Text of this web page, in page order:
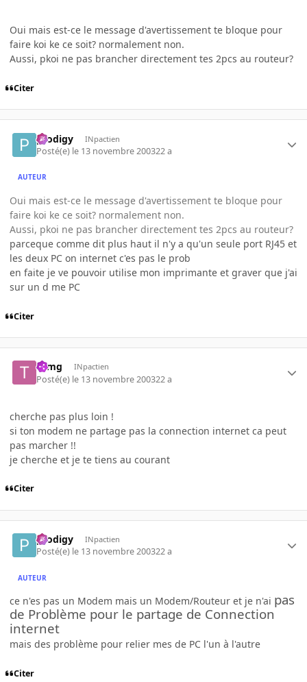
Oui mais est-ce le message d'avertissement te bloque pour
faire koi ke ce soit? normalement non.
Aussi, pkoi ne pas brancher directement tes 2pcs au routeur?
Citer
prodigy INpactien
Posté(e) le 13 novembre 200322 a
AUTEUR
Oui mais est-ce le message d'avertissement te bloque pour
faire koi ke ce soit? normalement non.
Aussi, pkoi ne pas brancher directement tes 2pcs au routeur?
parceque comme dit plus haut il n'y a qu'un seule port RJ45 et
les deux PC on internet c'es pas le prob
en faite je ve pouvoir utilise mon imprimante et graver que j'ai
sur un d me PC
Citer
tomg INpactien
Posté(e) le 13 novembre 200322 a
cherche pas plus loin !
si ton modem ne partage pas la connection internet ca peut
pas marcher !!
je cherche et je te tiens au courant
Citer
prodigy INpactien
Posté(e) le 13 novembre 200322 a
AUTEUR
ce n'es pas un Modem mais un Modem/Routeur et je n'ai pas
de Problème pour le partage de Connection
internet
mais des problème pour relier mes de PC l'un à l'autre
Citer